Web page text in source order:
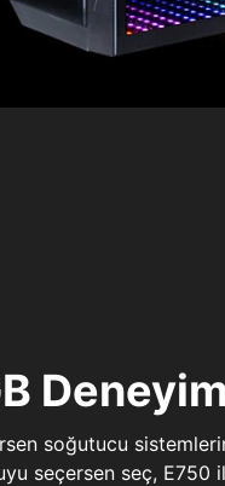
soğutucu
seçersen seç, E750